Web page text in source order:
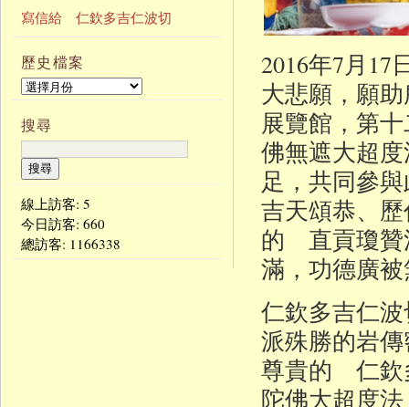
2016年7月
大悲願，願
展覽館，第
佛無遮大超
足，共同參
吉天頌恭、
的 直貢瓊贊
滿，功德廣
仁欽多吉仁
派殊勝的岩
尊貴的 仁欽
陀佛大超度
寫信給 仁欽多吉仁波切
歷史檔案
搜尋
線上訪客: 5
今日訪客: 660
總訪客: 1166338